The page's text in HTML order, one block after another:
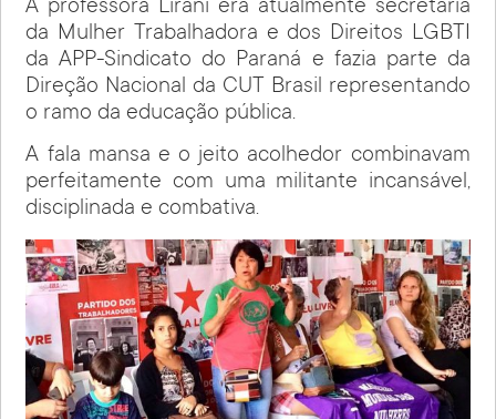
A professora Lirani era atualmente secretária
da Mulher Trabalhadora e dos Direitos LGBTI
da APP-Sindicato do Paraná e fazia parte da
Direção Nacional da CUT Brasil representando
o ramo da educação pública.
A fala mansa e o jeito acolhedor combinavam
perfeitamente com uma militante incansável,
disciplinada e combativa.